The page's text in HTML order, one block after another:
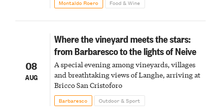
Montaldo Roero Food & Wine
08
AUG
Where the vineyard meets the stars:
from Barbaresco to the lights of Neive
A special evening among vineyards, villages
and breathtaking views of Langhe, arriving at
Bricco San Cristoforo
Barbaresco Outdoor & Sport